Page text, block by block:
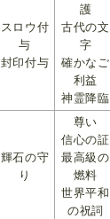
スロウ付
与
封印付与
護
古代の文
字
確かなご
利益
神霊降臨
輝石の守
り
尊い
信心の証
最高級の
燃料
世界平和
の祝詞